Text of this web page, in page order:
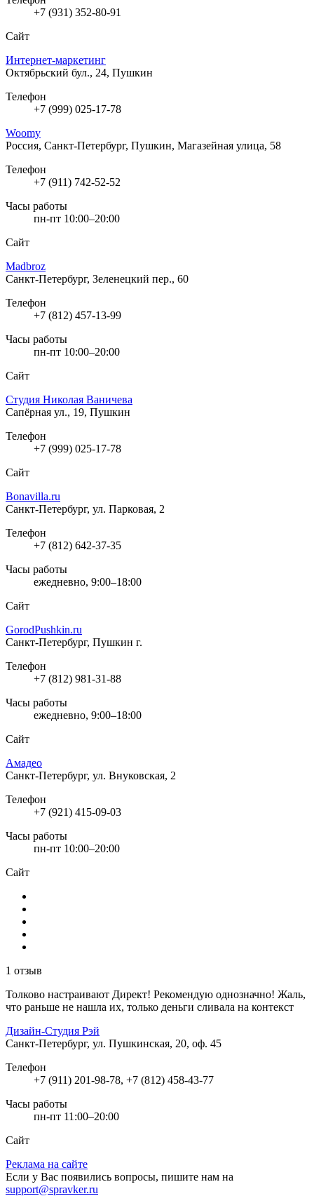
+7 (931) 352-80-91
Сайт
Интернет-маркетинг
Октябрьский бул., 24, Пушкин
Телефон
+7 (999) 025-17-78
Woomy
Россия, Санкт-Петербург, Пушкин, Магазейная улица, 58
Телефон
+7 (911) 742-52-52
Часы работы
пн-пт 10:00–20:00
Сайт
Madbroz
Санкт-Петербург, Зеленецкий пер., 60
Телефон
+7 (812) 457-13-99
Часы работы
пн-пт 10:00–20:00
Сайт
Студия Николая Ваничева
Сапёрная ул., 19, Пушкин
Телефон
+7 (999) 025-17-78
Сайт
Bonavilla.ru
Санкт-Петербург, ул. Парковая, 2
Телефон
+7 (812) 642-37-35
Часы работы
ежедневно, 9:00–18:00
Сайт
GorodPushkin.ru
Санкт-Петербург, Пушкин г.
Телефон
+7 (812) 981-31-88
Часы работы
ежедневно, 9:00–18:00
Сайт
Амадео
Санкт-Петербург, ул. Внуковская, 2
Телефон
+7 (921) 415-09-03
Часы работы
пн-пт 10:00–20:00
Сайт
1 отзыв
Толково настраивают Директ! Рекомендую однозначно! Жаль,
что раньше не нашла их, только деньги сливала на контекст
Дизайн-Студия Рэй
Санкт-Петербург, ул. Пушкинская, 20, оф. 45
Телефон
+7 (911) 201-98-78, +7 (812) 458-43-77
Часы работы
пн-пт 11:00–20:00
Сайт
Реклама на сайте
Если у Вас появились вопросы, пишите нам на
support@spravker.ru